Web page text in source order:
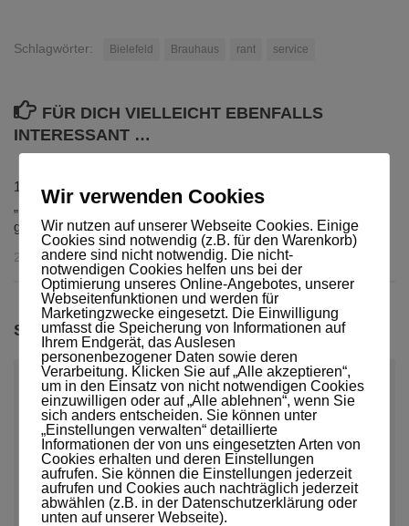
Schlagwörter: Bielefeld Brauhaus rant service
FÜR DICH VIELLEICHT EBENFALLS
INTERESSANT …
1und1 – Synonym für
„Serviceversagen auf
ganzer Linie“
29. OKTOBER 2012
…dann ging der Fernseher
aus… (Teil 2)
29. JUNI 2009
SCHREIBE EINEN KOMMENTAR
Kommentar *
Name* E-Mail-Adresse*
Wir verwenden Cookies
Wir nutzen auf unserer Webseite Cookies. Einige
Cookies sind notwendig (z.B. für den Warenkorb)
andere sind nicht notwendig. Die nicht-
notwendigen Cookies helfen uns bei der
Optimierung unseres Online-Angebotes, unserer
Webseitenfunktionen und werden für
Marketingzwecke eingesetzt. Die Einwilligung
umfasst die Speicherung von Informationen auf
Ihrem Endgerät, das Auslesen
personenbezogener Daten sowie deren
Verarbeitung. Klicken Sie auf „Alle akzeptieren“,
um in den Einsatz von nicht notwendigen Cookies
einzuwilligen oder auf „Alle ablehnen“, wenn Sie
sich anders entscheiden. Sie können unter
„Einstellungen verwalten“ detaillierte
Informationen der von uns eingesetzten Arten von
Cookies erhalten und deren Einstellungen
aufrufen. Sie können die Einstellungen jederzeit
aufrufen und Cookies auch nachträglich jederzeit
abwählen (z.B. in der Datenschutzerklärung oder
unten auf unserer Webseite).